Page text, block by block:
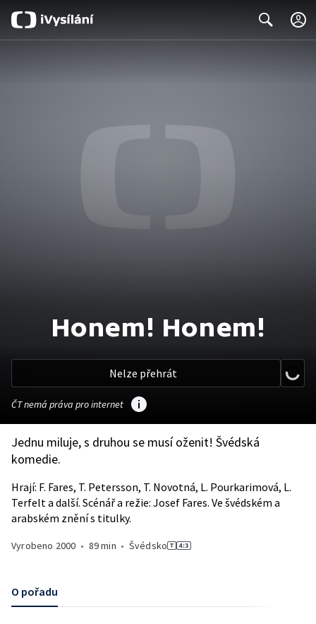
Honem! Honem!
Nelze přehrát
ČT nemá práva pro internet
Jednu miluje, s druhou se musí oženit! Švédská
komedie.
Hrají: F. Fares, T. Petersson, T. Novotná, L. Pourkarimová, L.
Terfelt a další. Scénář a režie: Josef Fares. Ve švédském a
arabském znění s titulky.
Vyrobeno 2000 • 89 min • Švédsko
O pořadu